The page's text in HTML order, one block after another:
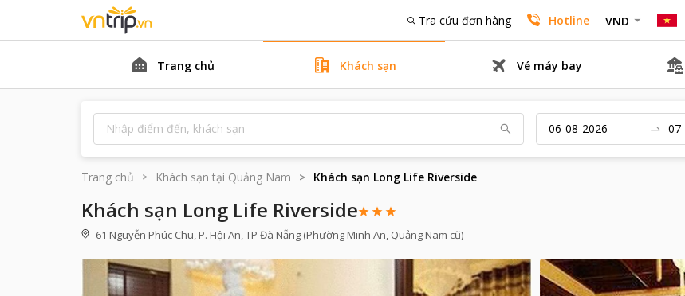
Tra cứu đơn hàng Hotline VND
Trang chủ Khách sạn Vé máy bay
Trang chủ Khách sạn tại Quảng Nam Khách sạn Long Life Riverside
Khách sạn Long Life Riverside
61 Nguyễn Phúc Chu, P. Hội An, TP Đà Nẵng (Phường Minh An, Quảng Nam cũ)